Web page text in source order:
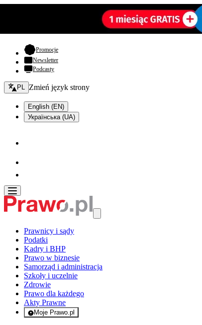
Promocje- otwiera się w nowej karcie
Newsletter
Podcasty
Zmień język - bieżący:
PL Zmień język strony
English (EN)
Українська (UA)
Prawnicy i sądy
Podatki
Kadry i BHP
Prawo w biznesie
Samorząd i administracja
Szkoły i uczelnie
Zdrowie
Prawo dla każdego
Akty Prawne
Moje Prawo.pl
- rejestracja i logowanie do serwisu